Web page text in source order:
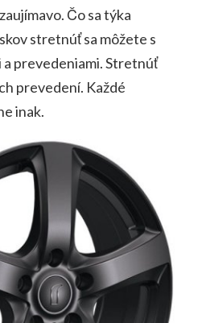
Čo sa týka
stretnúť sa môžete s
prevedeniami. Stretnúť
prevedení. Každé
inak.